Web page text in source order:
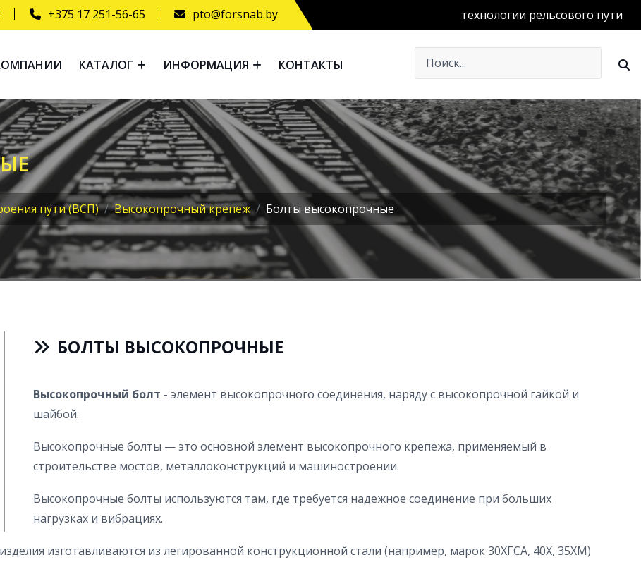
+375 17 251-56-65 pto@forsnab.by
КАТАЛОГ ИНФОРМАЦИЯ КОНТАКТЫ
технологии рельсового пути
пути (ВСП) Высокопрочный крепеж Болты высокопрочные
БОЛТЫ ВЫСОКОПРОЧНЫЕ
Высокопрочный болт - элемент высокопрочного соединения, наряду с высокопрочной гайкой и
шайбой.
Высокопрочные болты — это основной элемент высокопрочного крепежа, применяемый в
строительстве мостов, металлоконструкций и машиностроении.
Высокопрочные болты используются там, где требуется надежное соединение при больших
нагрузках и вибрациях.
изготавливаются из легированной конструкционной стали (например, марок 30ХГСА, 40Х, 35ХМ)